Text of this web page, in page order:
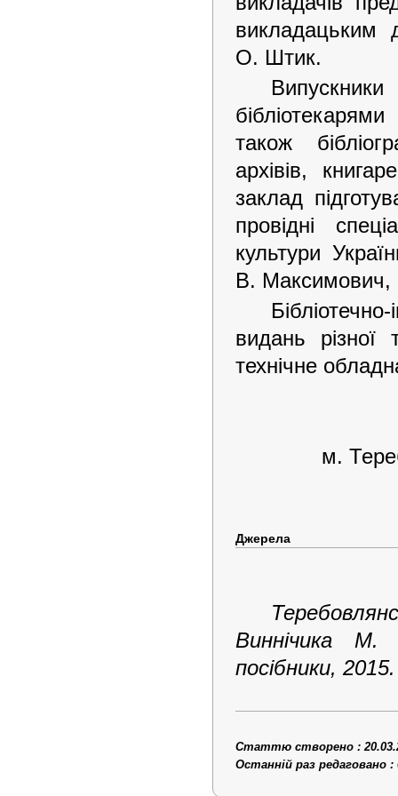
О. Штик.
також
архівів,
заклад
провідні
культури
В. Максимович,
видань
технічне
м.
Джерела
Виннічика М.
посібники,
Статтю створено :
Останній раз редаговано :